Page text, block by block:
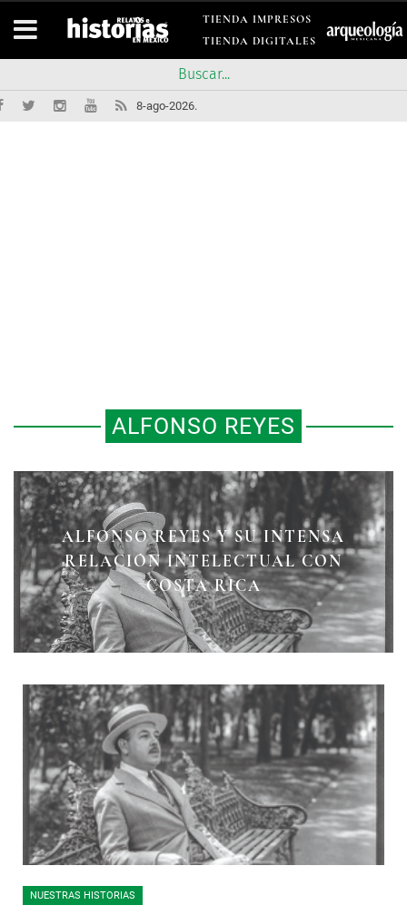
TIENDA IMPRESOS
TIENDA DIGITALES
8-ago-2026.
ALFONSO REYES
ALFONSO REYES Y SU INTENSA
RELACIÓN INTELECTUAL CON
COSTA RICA
LA “CARTILLA MORAL” DE
ALFONSO REYES
EL GRAN ESCRITOR ALFONSO
REYES
NUESTRAS HISTORIAS